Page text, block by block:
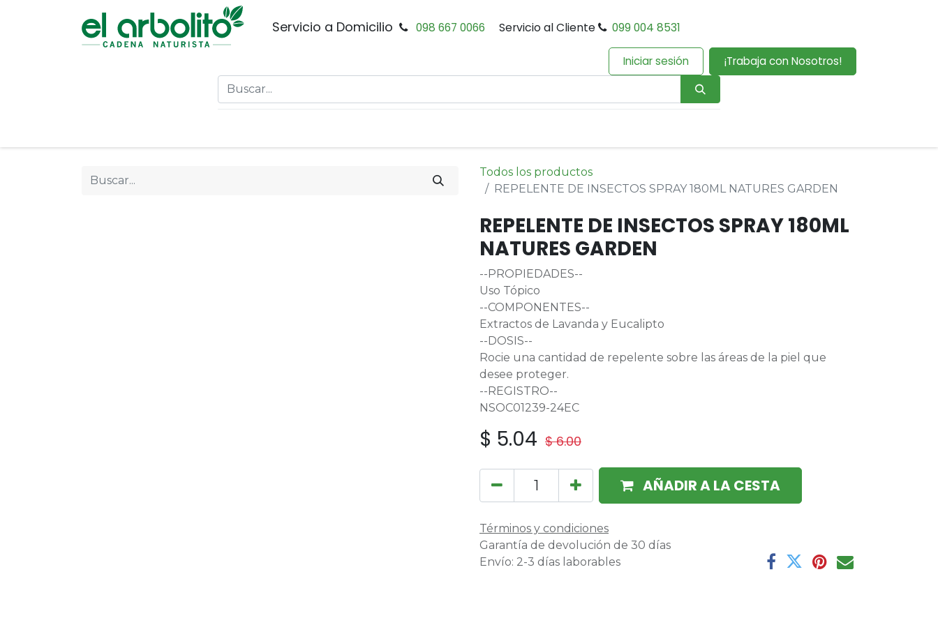
Servicio a Domicilio 098 667 0066 Servicio al Cliente 099 004 8531
Iniciar sesión ¡Trabaja con Nosotros!
Todos los productos
REPELENTE DE INSECTOS SPRAY 180ML NATURES GARDEN
REPELENTE DE INSECTOS SPRAY 180ML
NATURES GARDEN
--PROPIEDADES--
Uso Tópico
--COMPONENTES--
Extractos de Lavanda y Eucalipto
--DOSIS--
Rocie una cantidad de repelente sobre las áreas de la piel que
desee proteger.
--REGISTRO--
NSOC01239-24EC
$ 5.04 $6.00
AÑADIR A LA CESTA
Términos y condiciones
Garantía de devolución de 30 días
Envío: 2-3 días laborables